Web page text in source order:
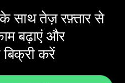
साथ तेज़ रफ़्तार से
बढ़ाएं और
बिक्री करें